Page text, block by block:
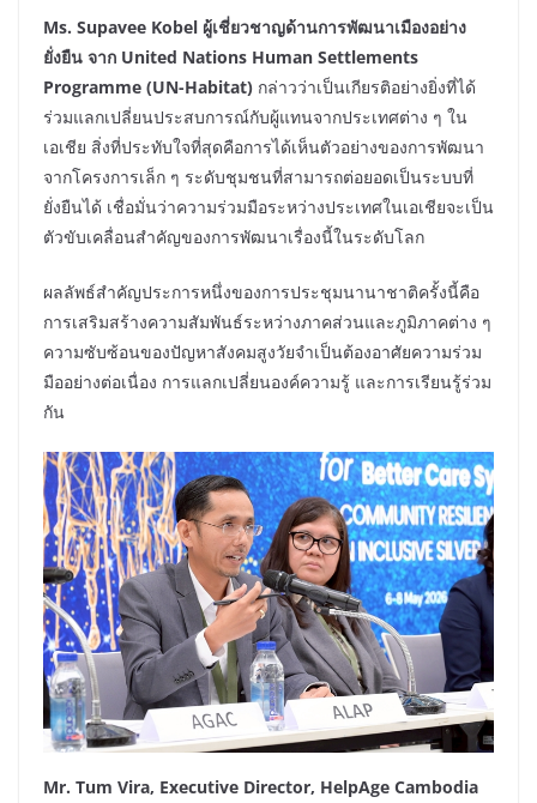
Ms. Supavee Kobel ผู้เชี่ยวชาญด้านการพัฒนาเมืองอย่าง
ยั่งยืน จาก United Nations Human Settlements
Programme (UN-Habitat) กล่าวว่าเป็นเกียรติอย่างยิ่งที่ได้
ร่วมแลกเปลี่ยนประสบการณ์กับผู้แทนจากประเทศต่าง ๆ ใน
เอเชีย สิ่งที่ประทับใจที่สุดคือการได้เห็นตัวอย่างของการพัฒนา
จากโครงการเล็ก ๆ ระดับชุมชนที่สามารถต่อยอดเป็นระบบที่
ยั่งยืนได้ เชื่อมั่นว่าความร่วมมือระหว่างประเทศในเอเชียจะเป็น
ตัวขับเคลื่อนสำคัญของการพัฒนาเรื่องนี้ในระดับโลก
ผลลัพธ์สำคัญประการหนึ่งของการประชุมนานาชาติครั้งนี้คือ
การเสริมสร้างความสัมพันธ์ระหว่างภาคส่วนและภูมิภาคต่าง ๆ
ความซับซ้อนของปัญหาสังคมสูงวัยจำเป็นต้องอาศัยความร่วม
มืออย่างต่อเนื่อง การแลกเปลี่ยนองค์ความรู้ และการเรียนรู้ร่วม
กัน
Mr. Tum Vira, Executive Director, HelpAge Cambodia